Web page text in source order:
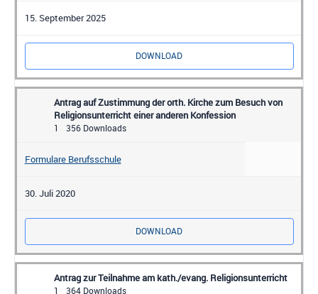
15. September 2025
DOWNLOAD
Antrag auf Zustimmung der orth. Kirche zum Besuch von
Religionsunterricht einer anderen Konfession
1 356 Downloads
Formulare Berufsschule
30. Juli 2020
DOWNLOAD
Antrag zur Teilnahme am kath./evang. Religionsunterricht
1 364 Downloads